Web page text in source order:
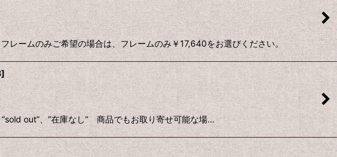
ームのみご希望の場合は、フレームのみ￥17,640をお選びください。
]
out”、”在庫なし” 商品でもお取り寄せ可能な場…